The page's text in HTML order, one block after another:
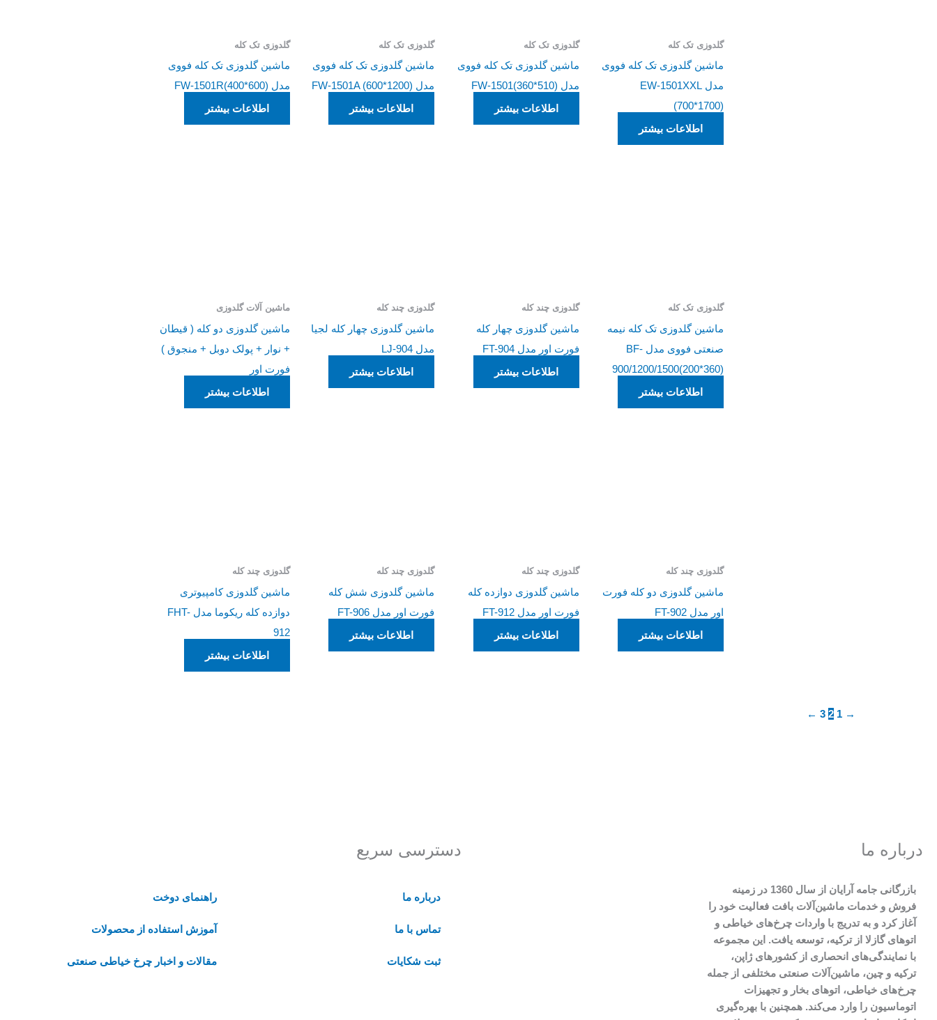
گلدوزی تک کله
ماشین گلدوزی تک کله فووی
مدل EW-1501XXL
(700*1700)
اطلاعات بیشتر
گلدوزی تک کله
ماشین گلدوزی تک کله فووی
مدل FW-1501(360*510)
اطلاعات بیشتر
گلدوزی تک کله
ماشین گلدوزی تک کله فووی
مدل FW-1501A (600*1200)
اطلاعات بیشتر
گلدوزی تک کله
ماشین گلدوزی تک کله فووی
مدل FW-1501R(400*600)
اطلاعات بیشتر
گلدوزی تک کله
ماشین گلدوزی تک کله نیمه
صنعتی فووی مدل BF-
900/1200/1500(200*360)
اطلاعات بیشتر
گلدوزی چند کله
ماشین گلدوزی چهار کله
فورت اور مدل FT-904
اطلاعات بیشتر
گلدوزی چند کله
ماشین گلدوزی چهار کله لجیا
مدل LJ-904
اطلاعات بیشتر
ماشین آلات گلدوزی
ماشین گلدوزی دو کله ( قیطان
+ نوار + پولک دوبل + منجوق )
فورت اور
اطلاعات بیشتر
گلدوزی چند کله
ماشین گلدوزی دو کله فورت
اور مدل FT-902
اطلاعات بیشتر
گلدوزی چند کله
ماشین گلدوزی دوازده کله
فورت اور مدل FT-912
اطلاعات بیشتر
گلدوزی چند کله
ماشین گلدوزی شش کله
فورت اور مدل FT-906
اطلاعات بیشتر
گلدوزی چند کله
ماشین گلدوزی کامپیوتری
دوازده کله ریکوما مدل FHT-
912
اطلاعات بیشتر
→
1
2
3
←
درباره ما
بازرگانی جامه آرایان از سال 1360 در زمینه
فروش و خدمات ماشین‌آلات بافت فعالیت خود را
آغاز کرد و به تدریج با واردات چرخ‌های خیاطی و
اتوهای گازلا از ترکیه، توسعه یافت. این مجموعه
با نمایندگی‌های انحصاری از کشورهای ژاپن،
ترکیه و چین، ماشین‌آلات صنعتی مختلفی از جمله
چرخ‌های خیاطی، اتوهای بخار و تجهیزات
اتوماسیون را وارد می‌کند. همچنین با بهره‌گیری
دسترسی سریع
درباره ما
تماس با ما
ثبت شکایات
راهنمای دوخت
آموزش استفاده از محصولات
مقالات و اخبار چرخ خیاطی صنعتی